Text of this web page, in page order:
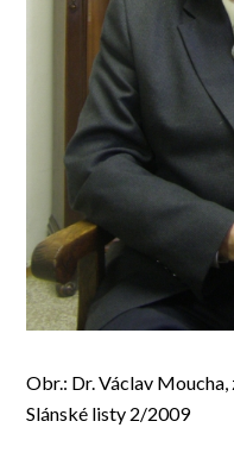
Obr.: Dr. Václav
Slánské listy 2/2009